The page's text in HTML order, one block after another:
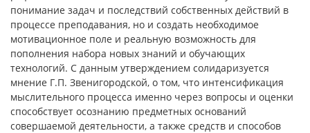
понимание задач и последствий собственных действий в
процессе преподавания, но и создать необходимое
мотивационное поле и реальную возможность для
пополнения набора новых знаний и обучающих
технологий. С данным утверждением солидаризуется
мнение Г.П. Звенигородской, о том, что интенсификация
мыслительного процесса именно через вопросы и оценки
способствует осознанию предметных оснований
совершаемой деятельности, а также средств и способов